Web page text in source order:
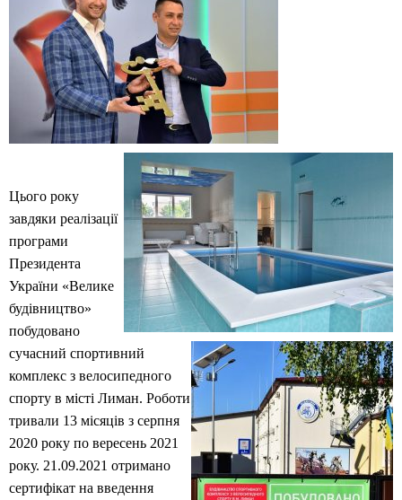
Цього року
завдяки реалізації
програми
Президента
України «Велике
будівництво»
побудовано
сучасний спортивний
комплекс з велосипедного
спорту в місті Лиман. Роботи
тривали 13 місяців з серпня
2020 року по вересень 2021
року. 21.09.2021 отримано
сертифікат на введення